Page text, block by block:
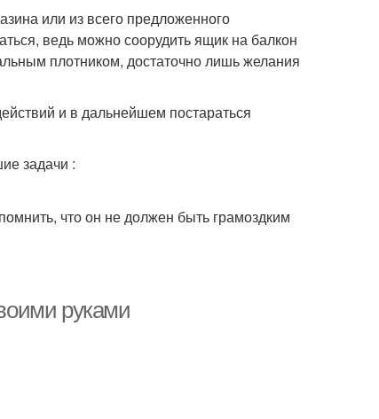
или из всего предложенного
ведь можно соорудить ящик на балкон
плотником, достаточно лишь желания
и в дальнейшем постараться
задачи :
что он не должен быть грамоздким
руками